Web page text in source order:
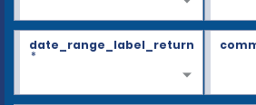
date_range_label_return
*